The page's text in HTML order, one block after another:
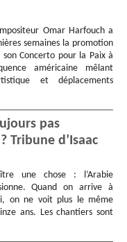
Omar Harfouch a
semaines la promotion
Concerto pour la Paix à
américaine mêlant
et déplacements
pas
Tribune d’Isaac
une chose : l’Arabie
Quand on arrive à
on ne voit plus le même
ans. Les chantiers sont